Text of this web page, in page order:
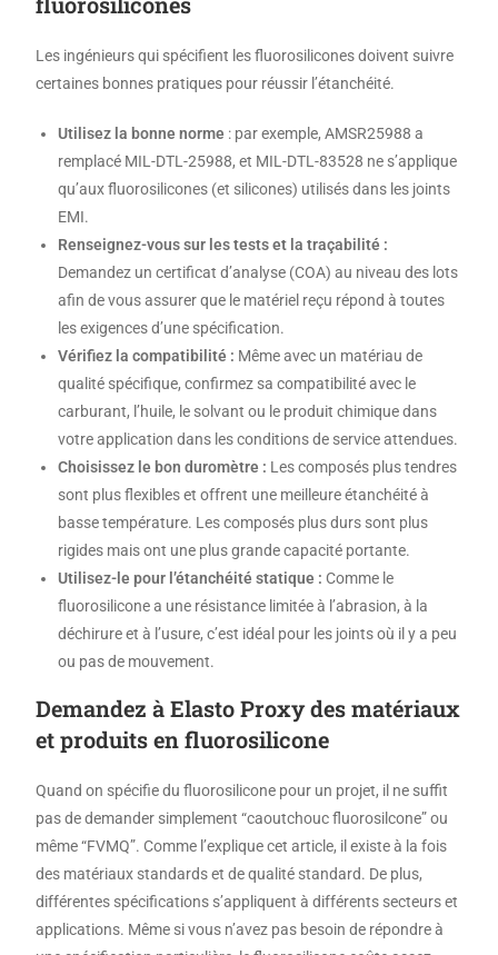
Les ingénieurs qui spécifient les fluorosilicones doivent suivre
certaines bonnes pratiques pour réussir l’étanchéité.
Utilisez la bonne norme : par exemple, AMSR25988 a
remplacé MIL-DTL-25988, et MIL-DTL-83528 ne s’applique
qu’aux fluorosilicones (et silicones) utilisés dans les joints
EMI.
Renseignez-vous sur les tests et la traçabilité :
Demandez un certificat d’analyse (COA) au niveau des lots
afin de vous assurer que le matériel reçu répond à toutes
les exigences d’une spécification.
Vérifiez la compatibilité : Même avec un matériau de
qualité spécifique, confirmez sa compatibilité avec le
carburant, l’huile, le solvant ou le produit chimique dans
votre application dans les conditions de service attendues.
Choisissez le bon duromètre : Les composés plus tendres
sont plus flexibles et offrent une meilleure étanchéité à
basse température. Les composés plus durs sont plus
rigides mais ont une plus grande capacité portante.
Utilisez-le pour l’étanchéité statique : Comme le
fluorosilicone a une résistance limitée à l’abrasion, à la
déchirure et à l’usure, c’est idéal pour les joints où il y a peu
ou pas de mouvement.
Demandez à Elasto Proxy des matériaux
et produits en fluorosilicone
Quand on spécifie du fluorosilicone pour un projet, il ne suffit
pas de demander simplement “caoutchouc fluorosilcone” ou
même “FVMQ”. Comme l’explique cet article, il existe à la fois
des matériaux standards et de qualité standard. De plus,
différentes spécifications s’appliquent à différents secteurs et
applications. Même si vous n’avez pas besoin de répondre à